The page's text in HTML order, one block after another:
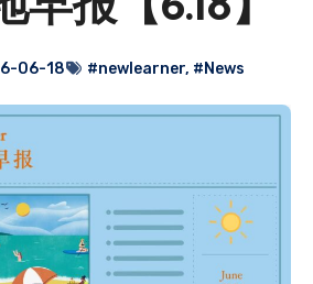
报【6.18】
06-18 #newlearner, #News